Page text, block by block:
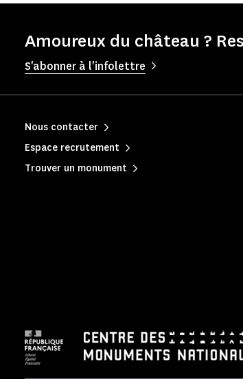
Amoureux du château ?
S'abonner à l'infolettre
Nous contacter
Espace recrutement
Trouver un monument